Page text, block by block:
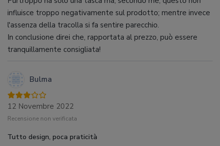
influisce troppo negativamente sul prodotto; mentre invece
l'assenza della tracolla si fa sentire parecchio.
In conclusione direi che, rapportata al prezzo, può essere
tranquillamente consigliata!
Bulma
12 Novembre 2022
Recensione non verificata
Tutto design, poca praticità